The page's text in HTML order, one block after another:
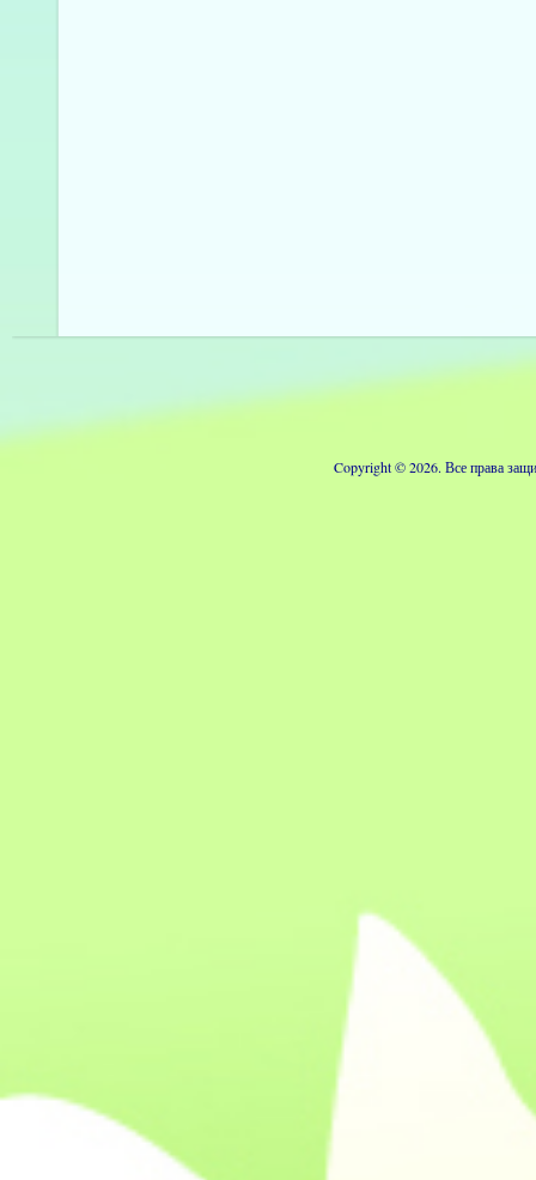
Copyright © 2026. Все права